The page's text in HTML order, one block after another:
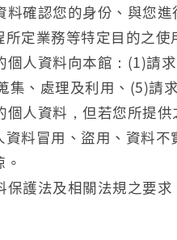
確認您的身份、與您
定業務等特定目的之使
人資料向本館：(1)請
、處理及利用、(5)請
人資料，但若您所提
料冒用、盜用、資料
護法及相關法規之要